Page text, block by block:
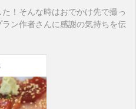
！そんな時はおでかけ先で撮っ
ン作者さんに感謝の気持ちを伝